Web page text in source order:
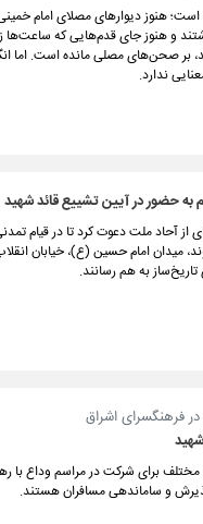
هنوز دیوارهای مصلای امام
و هنوز جای قدم‌هایی که ساعت‌ها
صحن‌های مصلی مانده است. اما
ندارد.
به حضور در آیین تشییع قائد شهید
در خیابان دماوند، میدان امام حسین (ع)،
به هم رسانند.
در فرهنگسرای اشراق
برای شرکت در مراسم وداع با
و ساماندهی مسافران هستند.